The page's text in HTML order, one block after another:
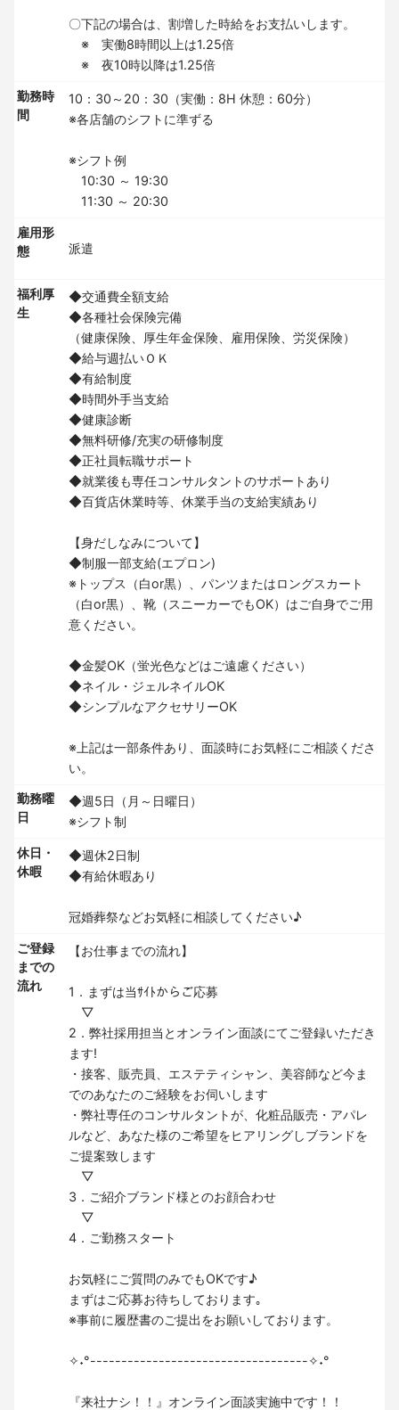
〇下記の場合は、割増した時給をお支払いします。
※ 実働8時間以上は1.25倍
※ 夜10時以降は1.25倍
勤務時
間
10：30～20：30（実働：8H 休憩：60分）
※各店舗のシフトに準ずる
※シフト例
10:30 ～ 19:30
11:30 ～ 20:30
雇用形
態
派遣
福利厚
生
◆交通費全額支給
◆各種社会保険完備
（健康保険、厚生年金保険、雇用保険、労災保険）
◆給与週払いＯＫ
◆有給制度
◆時間外手当支給
◆健康診断
◆無料研修/充実の研修制度
◆正社員転職サポート
◆就業後も専任コンサルタントのサポートあり
◆百貨店休業時等、休業手当の支給実績あり
【身だしなみについて】
◆制服一部支給(エプロン)
※トップス（白or黒）、パンツまたはロングスカート
（白or黒）、靴（スニーカーでもOK）はご自身でご用
意ください。
◆金髪OK（蛍光色などはご遠慮ください）
◆ネイル・ジェルネイルOK
◆シンプルなアクセサリーOK
※上記は一部条件あり、面談時にお気軽にご相談くださ
い。
勤務曜
日
◆週5日（月～日曜日）
※シフト制
休日・
休暇
◆週休2日制
◆有給休暇あり
冠婚葬祭などお気軽に相談してください♪
ご登録
までの
流れ
【お仕事までの流れ】
1．まずは当ｻｲﾄからご応募
▽
2．弊社採用担当とオンライン面談にてご登録いただき
ます!
・接客、販売員、エステティシャン、美容師など今ま
でのあなたのご経験をお伺いします
・弊社専任のコンサルタントが、化粧品販売・アパレ
ルなど、あなた様のご希望をヒアリングしブランドを
ご提案致します
▽
3．ご紹介ブランド様とのお顔合わせ
▽
4．ご勤務スタート
お気軽にご質問のみでもOKです♪
まずはご応募お待ちしております｡
※事前に履歴書のご提出をお願いしております。
✧˖°-----------------------------------✧˖°
『来社ナシ！！』オンライン面談実施中です！！